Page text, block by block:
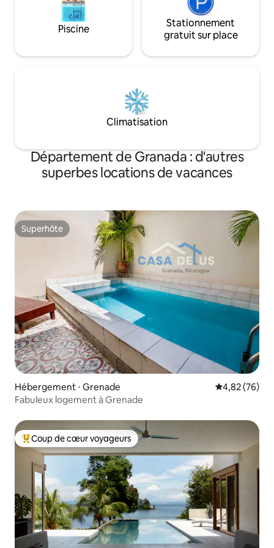
Piscine
Stationnement
gratuit sur place
Climatisation
Département de Granada : d'autres
superbes locations de vacances
Superhôte
Superhôte
Hébergement ⋅ Grenade Évaluation
4,82 (76)
Fabuleux logement à Grenade
Coups de cœur voyageurs les plus appréciés
Coup de cœur voyageurs